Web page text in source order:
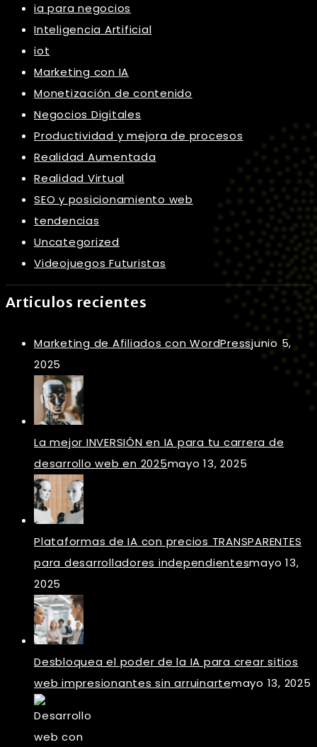
ia para negocios
Inteligencia Artificial
iot
Marketing con IA
Monetización de contenido
Negocios Digitales
Productividad y mejora de procesos
Realidad Aumentada
Realidad Virtual
SEO y posicionamiento web
tendencias
Uncategorized
Videojuegos Futuristas
Articulos recientes
Marketing de Afiliados con WordPressjunio 5,
2025
La mejor INVERSIÓN en IA para tu carrera de
desarrollo web en 2025mayo 13, 2025
Plataformas de IA con precios TRANSPARENTES
para desarrolladores independientesmayo 13,
2025
Desbloquea el poder de la IA para crear sitios
web impresionantes sin arruinartemayo 13, 2025